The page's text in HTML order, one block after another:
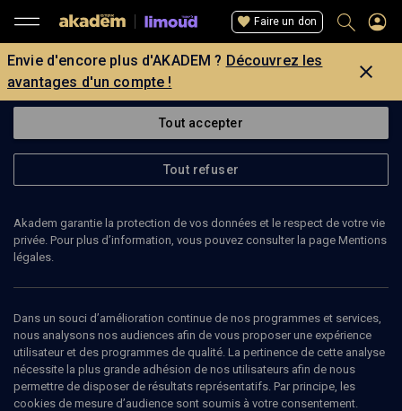
Faire un don
Envie d'encore plus d'AKADEM ? Découvrez les
avantages d'un compte !
Tout accepter
Tout refuser
Akadem garantie la protection de vos données et le respect de votre vie
privée. Pour plus d’information, vous pouvez consulter la page Mentions
légales.
Dans un souci d’amélioration continue de nos programmes et services,
nous analysons nos audiences afin de vous proposer une expérience
utilisateur et des programmes de qualité. La pertinence de cette analyse
nécessite la plus grande adhésion de nos utilisateurs afin de nous
permettre de disposer de résultats représentatifs. Par principe, les
cookies de mesure d’audience sont soumis à votre consentement.